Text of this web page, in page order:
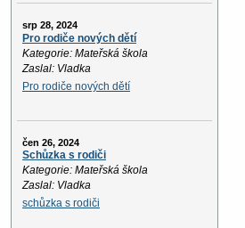
srp 28, 2024
Pro rodiče nových dětí
Kategorie: Mateřská škola
Zaslal: Vladka
Pro rodiče nových dětí
čen 26, 2024
Schůzka s rodiči
Kategorie: Mateřská škola
Zaslal: Vladka
schůzka s rodiči